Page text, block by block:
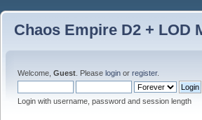
Chaos Empire D2 + LOD
Welcome, Guest . Please login or register.
Login with username, password and session length